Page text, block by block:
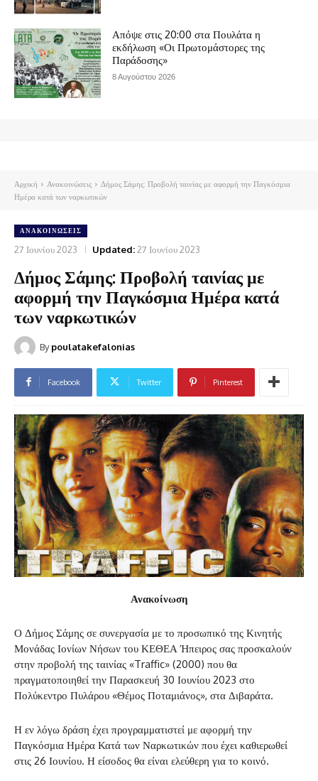
Απόψε στις 20:00 στα Πουλάτα η
εκδήλωση «Οι Πρωτομάστορες της
Παράδοσης»
8 Αυγούστου 2026